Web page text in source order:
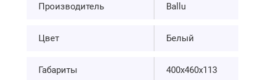
Производитель Ballu
Цвет Белый
Габариты 400х460х113